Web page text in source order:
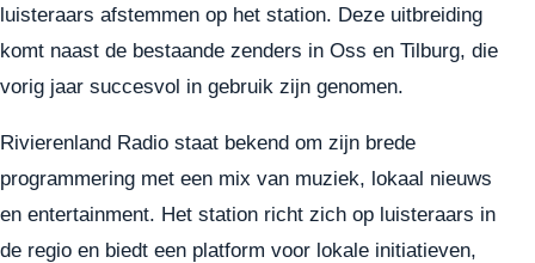
luisteraars afstemmen op het station. Deze uitbreiding
komt naast de bestaande zenders in Oss en Tilburg, die
vorig jaar succesvol in gebruik zijn genomen.
Rivierenland Radio staat bekend om zijn brede
programmering met een mix van muziek, lokaal nieuws
en entertainment. Het station richt zich op luisteraars in
de regio en biedt een platform voor lokale initiatieven,